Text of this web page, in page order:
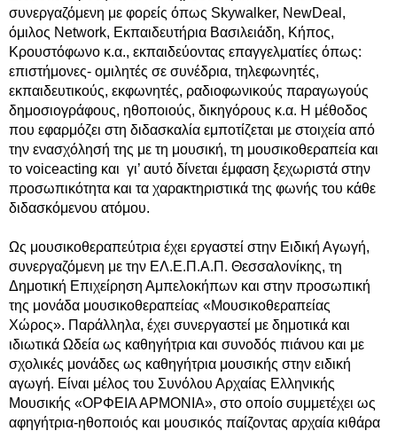
συνεργαζόμενη με φορείς όπως Skywalker, NewDeal,
όμιλος Network, Eκπαιδευτήρια Βασιλειάδη, Κήπος,
Κρουστόφωνο κ.α., εκπαιδεύοντας επαγγελματίες όπως:
επιστήμονες- ομιλητές σε συνέδρια, τηλεφωνητές,
εκπαιδευτικούς, εκφωνητές, ραδιοφωνικούς παραγωγούς
δημοσιογράφους, ηθοποιούς, δικηγόρους κ.α. Η μέθοδος
που εφαρμόζει στη διδασκαλία εμποτίζεται με στοιχεία από
την ενασχόλησή της με τη μουσική, τη μουσικοθεραπεία και
το voiceacting και γι’ αυτό δίνεται έμφαση ξεχωριστά στην
προσωπικότητα και τα χαρακτηριστικά της φωνής του κάθε
διδασκόμενου ατόμου.
Ως μουσικοθεραπεύτρια έχει εργαστεί στην Ειδική Αγωγή,
συνεργαζόμενη με την ΕΛ.Ε.Π.Α.Π. Θεσσαλονίκης, τη
Δημοτική Επιχείρηση Αμπελοκήπων και στην προσωπική
της μονάδα μουσικοθεραπείας «Μουσικοθεραπείας
Χώρος». Παράλληλα, έχει συνεργαστεί με δημοτικά και
ιδιωτικά Ωδεία ως καθηγήτρια και συνοδός πιάνου και με
σχολικές μονάδες ως καθηγήτρια μουσικής στην ειδική
αγωγή. Είναι μέλος του Συνόλου Αρχαίας Ελληνικής
Μουσικής «ΟΡΦΕΙΑ ΑΡΜΟΝΙΑ», στο οποίο συμμετέχει ως
αφηγήτρια-ηθοποιός και μουσικός παίζοντας αρχαία κιθάρα